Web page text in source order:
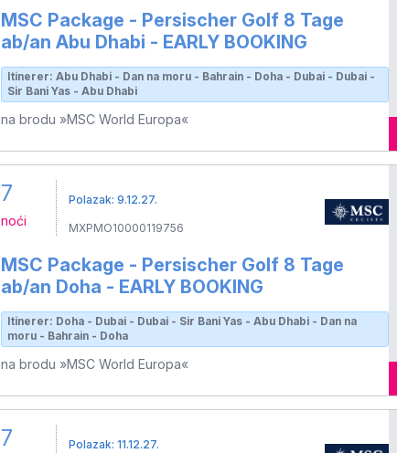
MSC Package - Persischer Golf 8 Tage
ab/an Abu Dhabi - EARLY BOOKING
Itinerer: Abu Dhabi - Dan na moru - Bahrain - Doha - Dubai - Dubai -
Sir Bani Yas - Abu Dhabi
na brodu »MSC World Europa«
7
noći
MSC Package - Persischer Golf 8 Tage
ab/an Doha - EARLY BOOKING
Itinerer: Doha - Dubai - Dubai - Sir Bani Yas - Abu Dhabi - Dan na
moru - Bahrain - Doha
na brodu »MSC World Europa«
Polazak: 9.12.27.
MXPMO10000119756
7 Polazak: 11.12.27.